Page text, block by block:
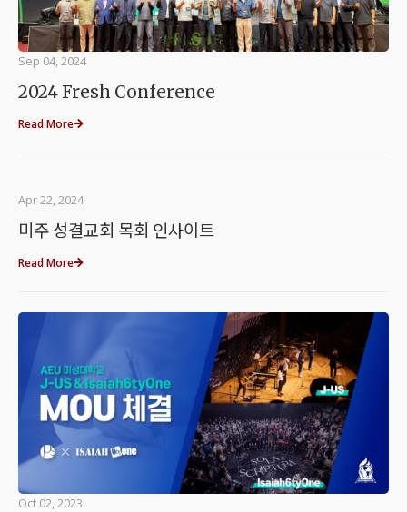
Sep 04, 2024
2024 Fresh Conference
Read More
Apr 22, 2024
미주 성결교회 목회 인사이트
Read More
Oct 02, 2023